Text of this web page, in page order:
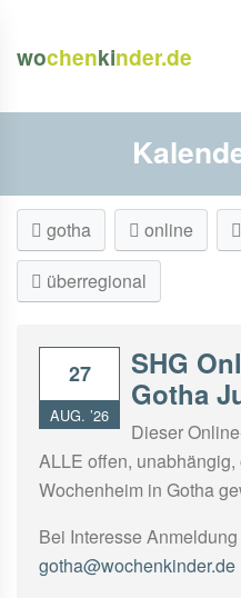
wochenkinder.de
gotha online
überregional
27
AUG. ’26
SHG
Gotha
Dieser
ALLE offen,
Wochenheim in Gotha
Bei Interesse
gotha@wochenkinder.de